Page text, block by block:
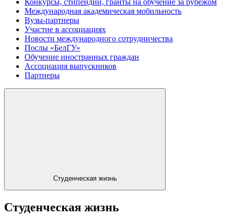
Международная академическая мобильность
Вузы-партнеры
Участие в ассоциациях
Новости международного сотрудничества
Послы «БелГУ»
Обучение иностранных граждан
Ассоциация выпускников
Партнеры
Студенческая жизнь
Студенческая жизнь